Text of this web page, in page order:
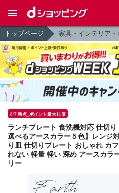
トップページ 家具・インテリア・
8/7 時点_ポイント最大11倍
ランチプレート 食洗機対応 仕切り
選べるアースカラー５色】レンジ
り皿 仕切りプレート おしゃれ カ
れない 軽量 軽い 深め アースカラ
リー